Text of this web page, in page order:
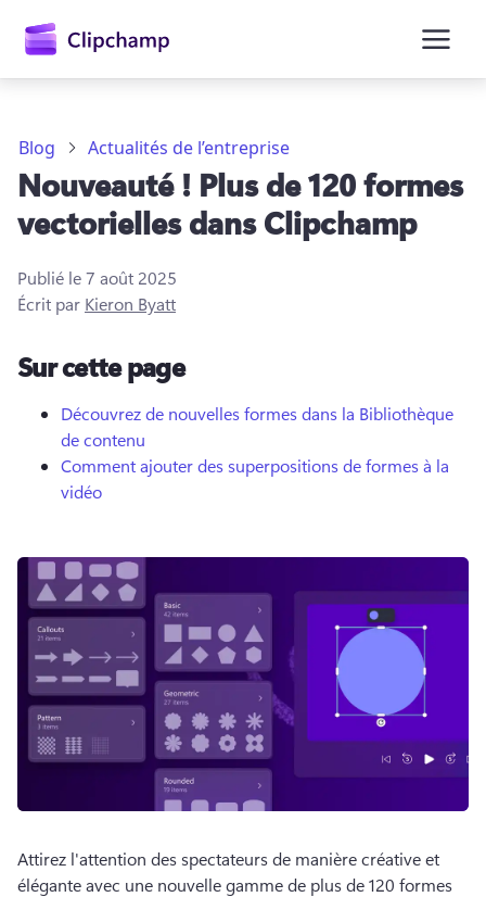
principal
Blog Actualités de l’entreprise
Nouveauté ! Plus de 120 formes
vectorielles dans Clipchamp
Publié le7 août 2025
Écrit par Kieron Byatt
Sur cette page
Découvrez de nouvelles formes dans la Bibliothèque
de contenu
Comment ajouter des superpositions de formes à la
vidéo
Attirez l'attention des spectateurs de manière créative et
élégante avec une nouvelle gamme de plus de 120 formes